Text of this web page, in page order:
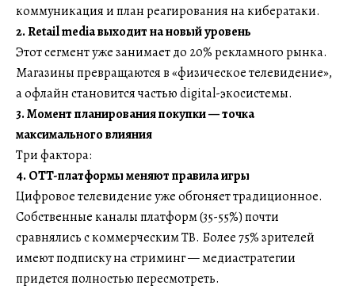
коммуникация и план реагирования на кибератаки.
2. Retail media выходит на новый уровень
Этот сегмент уже занимает до 20% рекламного рынка.
Магазины превращаются в «физическое телевидение»,
а офлайн становится частью digital-экосистемы.
3. Момент планирования покупки — точка
максимального влияния
Три фактора:
4. OTT-платформы меняют правила игры
Цифровое телевидение уже обгоняет традиционное.
Собственные каналы платформ (35-55%) почти
сравнялись с коммерческим ТВ. Более 75% зрителей
имеют подписку на стриминг — медиастратегии
придется полностью пересмотреть.